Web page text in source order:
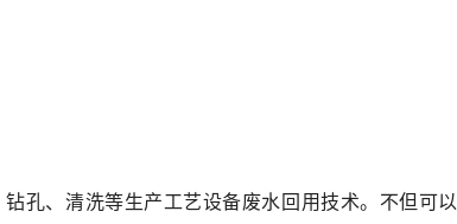
孔、清洗等生产工艺设备废水回用技术。不但可以